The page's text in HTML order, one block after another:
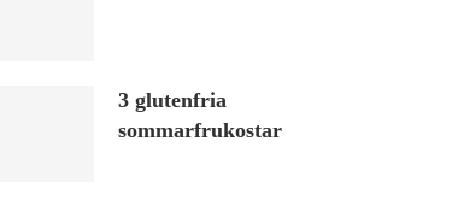
3 glutenfria
sommarfrukostar